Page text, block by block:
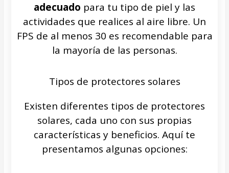
adecuado para tu tipo de piel y las
actividades que realices al aire libre. Un
FPS de al menos 30 es recomendable para
la mayoría de las personas.
Tipos de protectores solares
Existen diferentes tipos de protectores
solares, cada uno con sus propias
características y beneficios. Aquí te
presentamos algunas opciones: